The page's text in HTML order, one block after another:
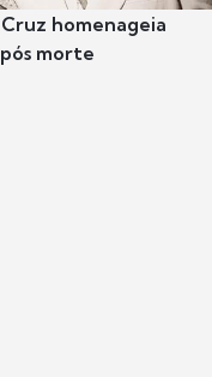
homenageia
morte